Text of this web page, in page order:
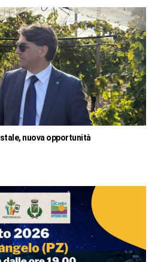
nuova opportunità